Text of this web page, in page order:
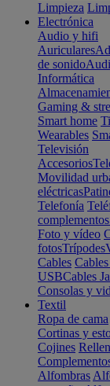
Limpieza
Electrónica
Audio y hifi
Auriculares
de sonido
Informática
Gaming &
Smart home
Wearables
Televisión
Accesorios
Movilidad
eléctricas
Telefonía
complementos
Foto y vídeo
fotosTrípodes
Cables
USBCables
Consolas y
Textil
Ropa de cama
Cortinas y
Cojines
Alfombras